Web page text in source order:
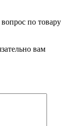
по товару
вам